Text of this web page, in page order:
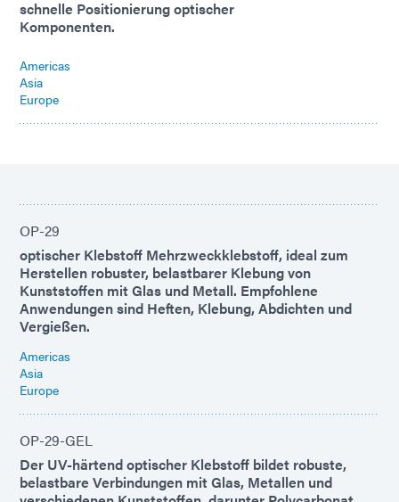
schnelle Positionierung optischer
Komponenten.
Americas
Asia
Europe
OP-29
optischer Klebstoff Mehrzweckklebstoff, ideal zum
Herstellen robuster, belastbarer Klebung von
Kunststoffen mit Glas und Metall. Empfohlene
Anwendungen sind Heften, Klebung, Abdichten und
Vergießen.
Americas
Asia
Europe
OP-29-GEL
Der UV-härtend optischer Klebstoff bildet robuste,
belastbare Verbindungen mit Glas, Metallen und